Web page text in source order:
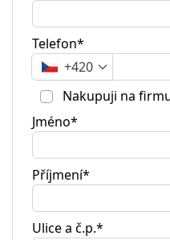
Telefon*
+420
Nakupuji na
Jméno*
Příjmení*
Ulice a č.p.*